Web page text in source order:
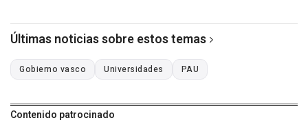
Últimas noticias sobre estos temas
Gobierno vasco Universidades PAU
Contenido patrocinado